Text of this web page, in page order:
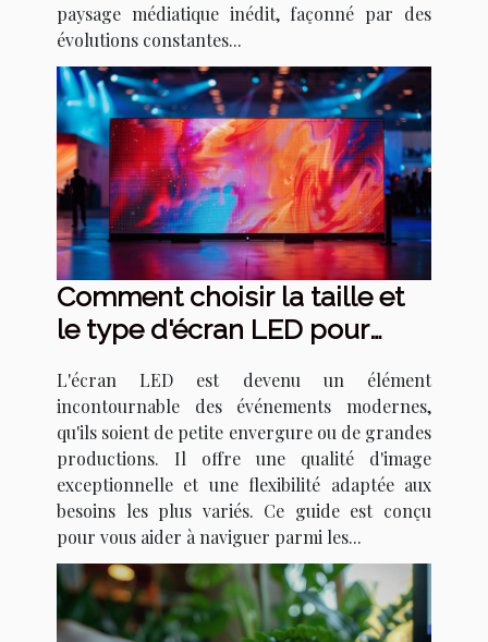
paysage médiatique inédit, façonné par des
évolutions constantes...
Comment choisir la taille et
le type d'écran LED pour
L'écran LED est devenu un élément
incontournable des événements modernes,
qu'ils soient de petite envergure ou de grandes
productions. Il offre une qualité d'image
exceptionnelle et une flexibilité adaptée aux
besoins les plus variés. Ce guide est conçu
pour vous aider à naviguer parmi les...